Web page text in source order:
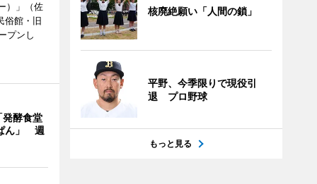
）」（佐
俗館・旧
プンし
発酵食堂
ん」 週
核廃絶願い「人間の鎖」
平野、今季限りで現役引
退 プロ野球
もっと見る